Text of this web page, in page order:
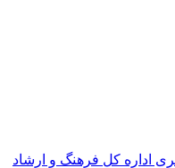
اداره کل فرهنگ و ارشاد